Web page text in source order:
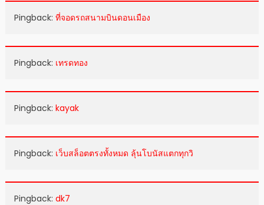
Pingback: ที่จอดรถสนามบินดอนเมือง
Pingback: เทรดทอง
Pingback: kayak
Pingback: เว็บสล็อตตรงทั้งหมด ลุ้นโบนัสแตกทุกวิ
Pingback: dk7